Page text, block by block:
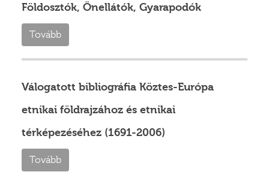
Földosztók, Önellátók, Gyarapodók
Tovább
Válogatott bibliográfia Köztes-Európa
etnikai földrajzához és etnikai
térképezéséhez (1691-2006)
Tovább